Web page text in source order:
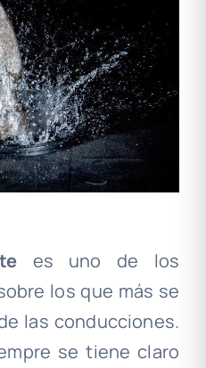
es uno de los
los que más se
las conducciones.
se tiene claro